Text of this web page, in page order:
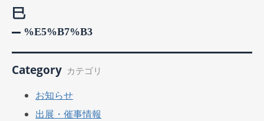
巳
%e5%b7%b3
Category カテゴリ
お知らせ
出展・催事情報